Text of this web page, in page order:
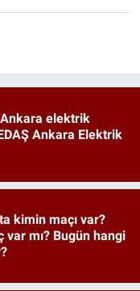
elektrik
Ankara Elektrik
kimin maçı var?
var mı? Bugün hangi